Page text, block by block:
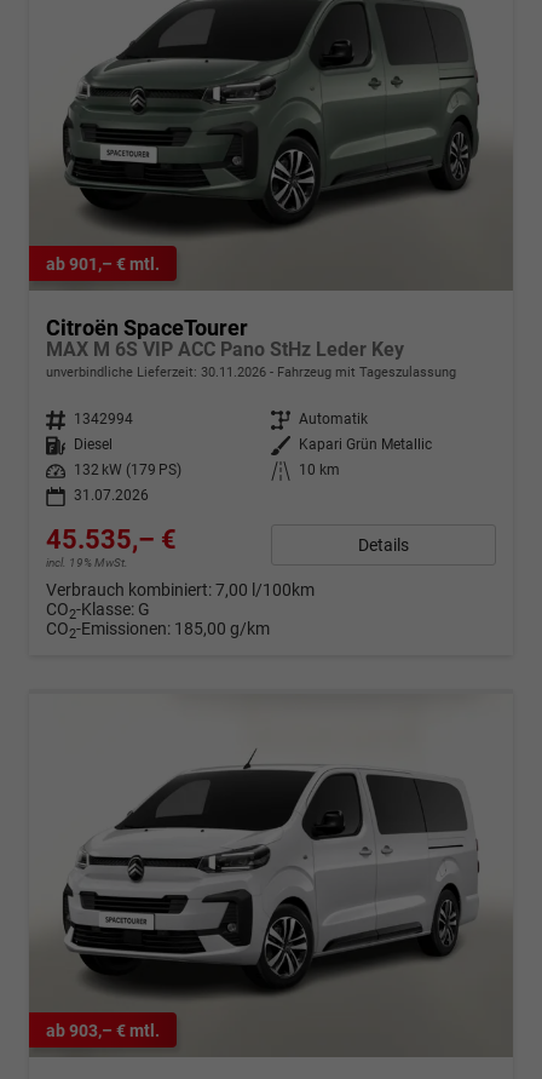
ab 901,– € mtl.
Citroën SpaceTourer
MAX M 6S VIP ACC Pano StHz Leder Key
unverbindliche Lieferzeit: 30.11.2026 Fahrzeug mit Tageszulassung
Fahrzeugnr. 1342994 Getriebe Automatik
Kraftstoff
Diesel Außenfarbe
Kapari Grün Metallic
Leistung
132 kW (179 PS) Kilometerstand
10 km
31.07.2026
45.535,– €
incl. 19% MwSt.
Details
Verbrauch kombiniert:7,00 l/100km
CO2-Klasse: G
CO2-Emissionen: 185,00 g/km
ab 903,– € mtl.